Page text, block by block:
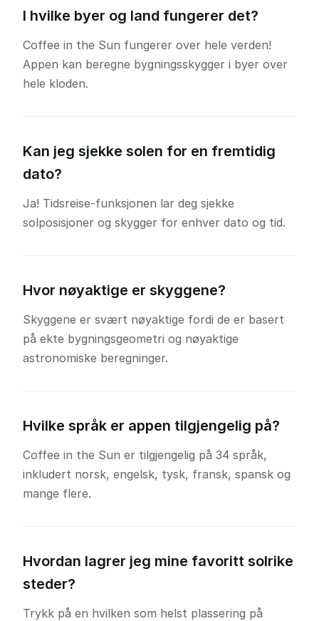
I hvilke byer og land fungerer det?
Coffee in the Sun fungerer over hele verden!
Appen kan beregne bygningsskygger i byer over
hele kloden.
Kan jeg sjekke solen for en fremtidig
dato?
Ja! Tidsreise-funksjonen lar deg sjekke
solposisjoner og skygger for enhver dato og tid.
Hvor nøyaktige er skyggene?
Skyggene er svært nøyaktige fordi de er basert
på ekte bygningsgeometri og nøyaktige
astronomiske beregninger.
Hvilke språk er appen tilgjengelig på?
Coffee in the Sun er tilgjengelig på 34 språk,
inkludert norsk, engelsk, tysk, fransk, spansk og
mange flere.
Hvordan lagrer jeg mine favoritt solrike
steder?
Trykk på en hvilken som helst plassering på